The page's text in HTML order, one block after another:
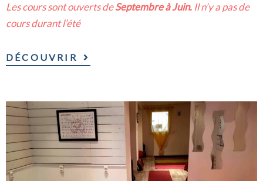
Les cours sont ouverts deSeptembre à Juin. Il n’y a pas de
cours durant l’été
DÉCOUVRIR